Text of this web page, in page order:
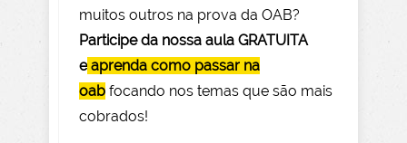
muitos outros na prova da OAB?
Participe da nossa aula GRATUITA
e aprenda como passar na
oab focando nos temas que são mais
cobrados!